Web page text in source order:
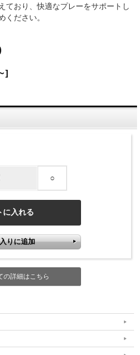
ており、快適なプレーをサポートし
ください。
]
○
の詳細はこちら